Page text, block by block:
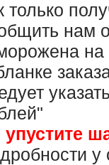
только
нам
упустите